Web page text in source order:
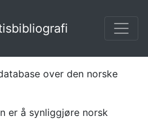
over den norske
er å synliggjøre norsk